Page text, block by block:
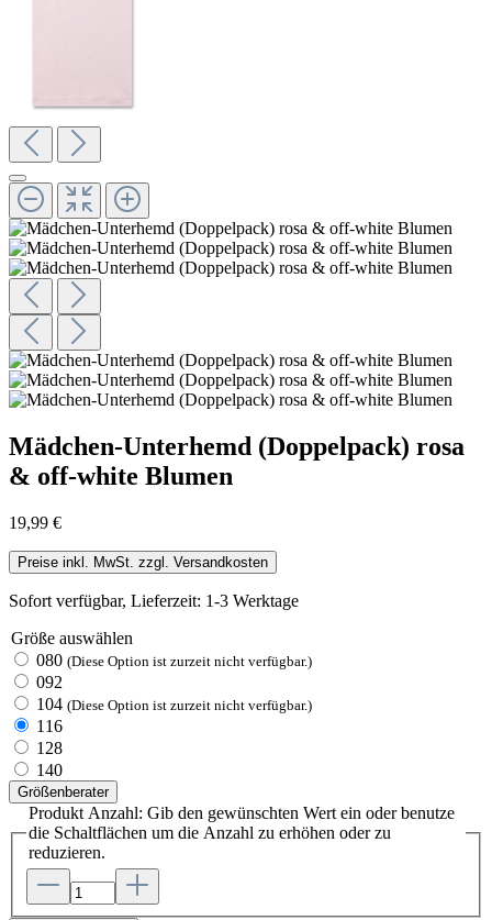
Mädchen-Unterhemd (Doppelpack) rosa
& off-white Blumen
19,99 €
Preise inkl. MwSt. zzgl. Versandkosten
Sofort verfügbar, Lieferzeit: 1-3 Werktage
Größe auswählen
080 (Diese Option ist zurzeit nicht verfügbar.)
092
104 (Diese Option ist zurzeit nicht verfügbar.)
116
128
140
Größenberater
Produkt Anzahl: Gib den gewünschten Wert ein oder benutze
die Schaltflächen um die Anzahl zu erhöhen oder zu
reduzieren.